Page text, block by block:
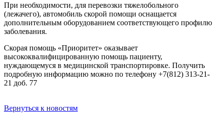
При необходимости, для перевозки тяжелобольного
(лежачего), автомобиль скорой помощи оснащается
дополнительным оборудованием соответствующего профилю
заболевания.
Скорая помощь «Приоритет» оказывает
высококвалифицированную помощь пациенту,
нуждающемуся в медицинской транспортировке. Получить
подробную информацию можно по телефону +7(812) 313-21-
21 доб. 77
Вернуться к новостям